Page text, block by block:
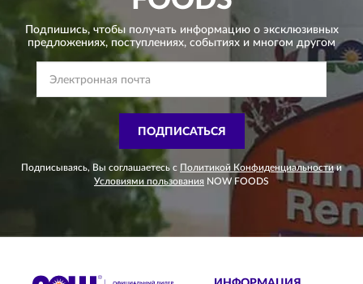
Подпишись, чтобы получать информацию о эксклюзивных
предложениях, поступлениях, событиях и многом другом
ПОДПИСАТЬСЯ
Подписываясь, Вы соглашаетесь с Политикой Конфиденциальности и
Условиями пользования NOW FOODS